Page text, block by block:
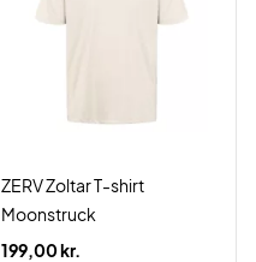
ZERV Zoltar T-shirt
Moonstruck
199,00 kr.